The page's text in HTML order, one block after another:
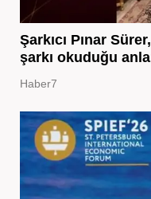
Şarkıcı Pınar
şarkı okuduğu
Haber7